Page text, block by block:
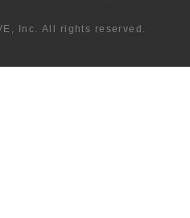
Inc. All rights reserved.